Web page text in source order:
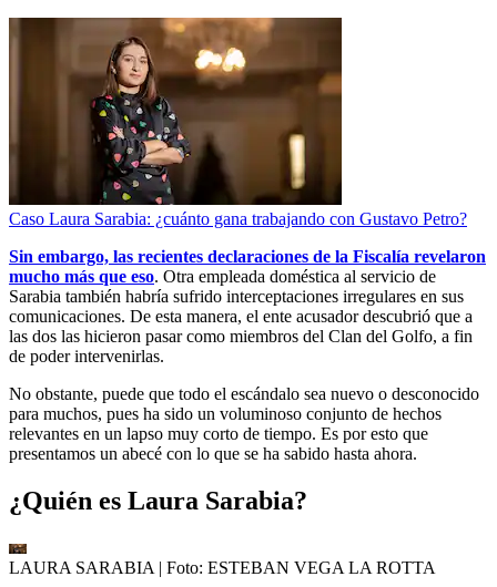
Caso Laura Sarabia: ¿cuánto gana trabajando con Gustavo Petro?
Sin embargo, las recientes declaraciones de la Fiscalía revelaron
mucho más que eso. Otra empleada doméstica al servicio de
Sarabia también habría sufrido interceptaciones irregulares en sus
comunicaciones. De esta manera, el ente acusador descubrió que a
las dos las hicieron pasar como miembros del Clan del Golfo, a fin
de poder intervenirlas.
No obstante, puede que todo el escándalo sea nuevo o desconocido
para muchos, pues ha sido un voluminoso conjunto de hechos
relevantes en un lapso muy corto de tiempo. Es por esto que
presentamos un abecé con lo que se ha sabido hasta ahora.
¿Quién es Laura Sarabia?
LAURA SARABIA | Foto: ESTEBAN VEGA LA ROTTA